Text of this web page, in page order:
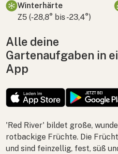
Winterhärte
Z5 (-28,8° bis -23,4°)
Alle deine
Gartenaufgaben in
App
'Red River' bildet große,
rotbackige Früchte. Die
und sind feinzellig, fest, süß